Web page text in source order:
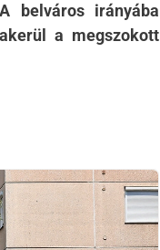
belváros irányába
a megszokott